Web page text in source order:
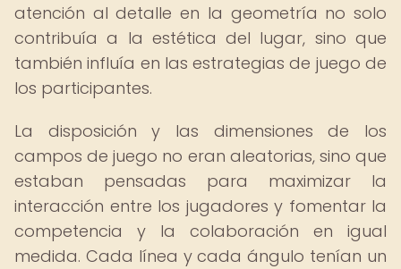
atención al detalle en la geometría no solo
contribuía a la estética del lugar, sino que
también influía en las estrategias de juego de
los participantes.
La disposición y las dimensiones de los
campos de juego no eran aleatorias, sino que
estaban pensadas para maximizar la
interacción entre los jugadores y fomentar la
competencia y la colaboración en igual
medida. Cada línea y cada ángulo tenían un